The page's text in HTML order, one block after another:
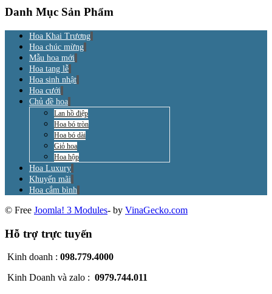
Danh Mục Sản Phẩm
Hoa Khai Trương
Hoa chúc mừng
Mẫu hoa mới
Hoa tang lễ
Hoa sinh nhật
Hoa cưới
Chủ đề hoa
Lan hồ điệp
Hoa bó tròn
Hoa bó dài
Giỏ hoa
Hoa hộp
Hoa Luxury
Khuyến mãi
Hoa cắm bình
© Free Joomla! 3 Modules- by VinaGecko.com
Hỗ trợ trực tuyến
Kinh doanh : 098.779.4000
Kinh Doanh và zalo : 0979.744.011